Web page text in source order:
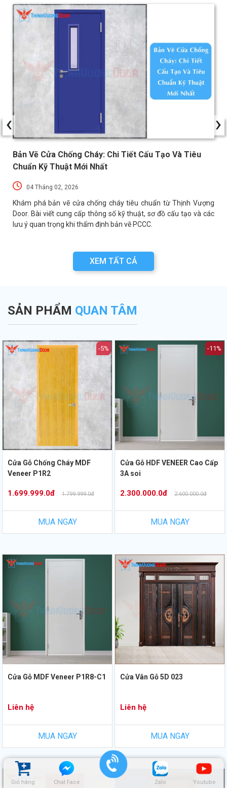
Giỏ hàng Chat Face Zalo Youtube
Bản Vẽ Cửa Chống Cháy: Chi Tiết Cấu Tạo Và Tiêu
Chuẩn Kỹ Thuật Mới Nhất
04 Tháng 02, 2026
Khám phá bản vẽ cửa chống cháy tiêu chuẩn từ Thịnh Vượng
Door. Bài viết cung cấp thông số kỹ thuật, sơ đồ cấu tạo và các
lưu ý quan trọng khi thẩm định bản vẽ PCCC.
‹ ›
XEM TẤT CẢ
SẢN PHẨM QUAN TÂM
-5%
Cửa Gỗ Chống Cháy MDF
Veneer P1R2
1.699.999.0đ 1.799.999.0đ
MUA NGAY
-11%
Cửa Gỗ HDF VENEER Cao Cấp
3A soi
2.300.000.0đ 2.600.000.0đ
MUA NGAY
Cửa Gỗ MDF Veneer P1R8-C1
Liên hệ
MUA NGAY
Cửa Vân Gỗ 5D 023
Liên hệ
MUA NGAY